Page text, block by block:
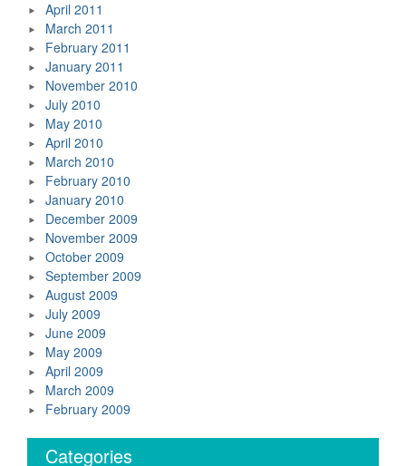
April 2011
March 2011
February 2011
January 2011
November 2010
July 2010
May 2010
April 2010
March 2010
February 2010
January 2010
December 2009
November 2009
October 2009
September 2009
August 2009
July 2009
June 2009
May 2009
April 2009
March 2009
February 2009
Categories